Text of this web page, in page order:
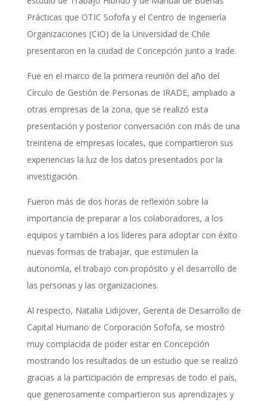
Prácticas que OTIC Sofofa y el Centro de Ingeniería
Organizaciones (CIO) de la Universidad de Chile
presentaron en la ciudad de Concepción junto a Irade.
Fue en el marco de la primera reunión del año del
Círculo de Gestión de Personas de IRADE, ampliado a
otras empresas de la zona, que se realizó esta
presentación y posterior conversación con más de una
treintena de empresas locales, que compartieron sus
experiencias la luz de los datos presentados por la
investigación.
Fueron más de dos horas de reflexión sobre la
importancia de preparar a los colaboradores, a los
equipos y también a los líderes para adoptar con éxito
nuevas formas de trabajar, que estimulen la
autonomía, el trabajo con propósito y el desarrollo de
las personas y las organizaciones.
Al respecto, Natalia Lidijover, Gerenta de Desarrollo de
Capital Humano de Corporación Sofofa, se mostró
muy complacida de poder estar en Concepción
mostrando los resultados de un estudio que se realizó
gracias a la participación de empresas de todo el país,
que generosamente compartieron sus aprendizajes y